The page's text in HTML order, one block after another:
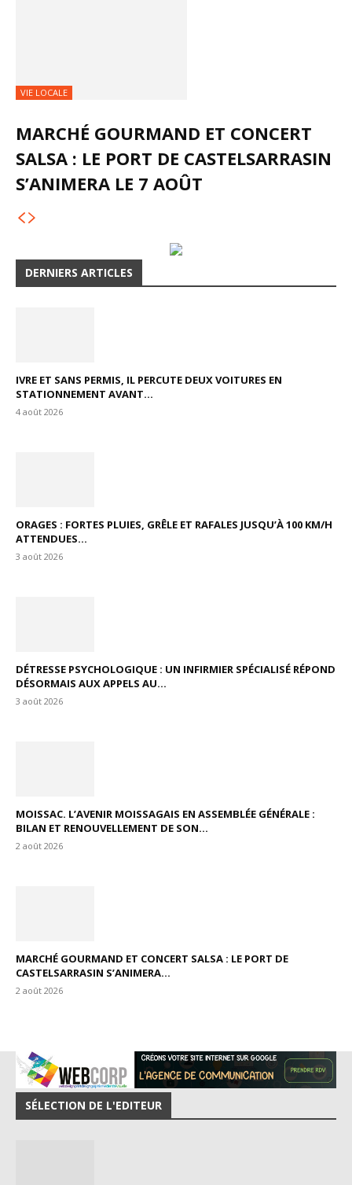
VIE LOCALE
MARCHÉ GOURMAND ET CONCERT
SALSA : LE PORT DE CASTELSARRASIN
S’ANIMERA LE 7 AOÛT
DERNIERS ARTICLES
IVRE ET SANS PERMIS, IL PERCUTE DEUX VOITURES EN
STATIONNEMENT AVANT...
4 août 2026
ORAGES : FORTES PLUIES, GRÊLE ET RAFALES JUSQU’À 100 KM/H
ATTENDUES...
3 août 2026
DÉTRESSE PSYCHOLOGIQUE : UN INFIRMIER SPÉCIALISÉ RÉPOND
DÉSORMAIS AUX APPELS AU...
3 août 2026
MOISSAC. L’AVENIR MOISSAGAIS EN ASSEMBLÉE GÉNÉRALE :
BILAN ET RENOUVELLEMENT DE SON...
2 août 2026
MARCHÉ GOURMAND ET CONCERT SALSA : LE PORT DE
CASTELSARRASIN S’ANIMERA...
2 août 2026
SÉLECTION DE L'EDITEUR